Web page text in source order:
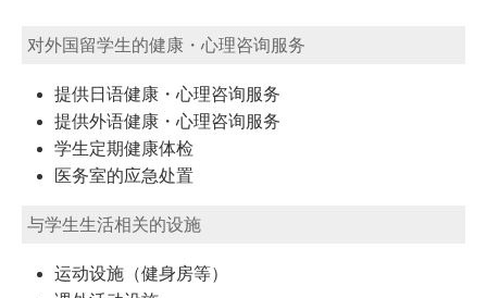
对外国留学生的健康・心理咨询服务
提供日语健康・心理咨询服务
提供外语健康・心理咨询服务
学生定期健康体检
医务室的应急处置
与学生生活相关的设施
运动设施（健身房等）